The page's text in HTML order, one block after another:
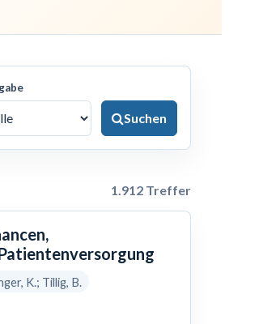
Suchen
1.912 Treffer
K.; Tillig, B.